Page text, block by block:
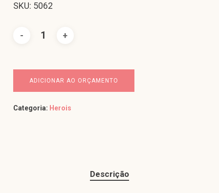
SKU: 5062
ADICIONAR AO ORÇAMENTO
Categoria: Herois
Descrição